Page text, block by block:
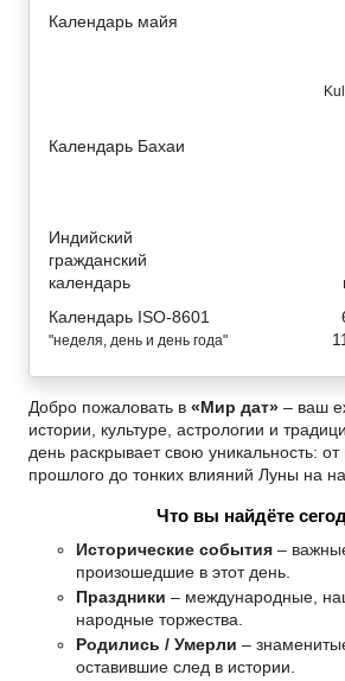
Календарь майя
Календарь Бахаи
Индийский
гражданский
календарь
Календарь ISO-8601
"неделя, день и день года"
Добро пожаловать в «Мир дат» – ваш
истории, культуре, астрологии и
день раскрывает свою уникальность:
прошлого до тонких влияний Луны на
Что вы найдёте
Исторические события –
произошедшие в этот день.
Праздники – международные,
народные торжества.
Родились / Умерли –
оставившие след в истории.